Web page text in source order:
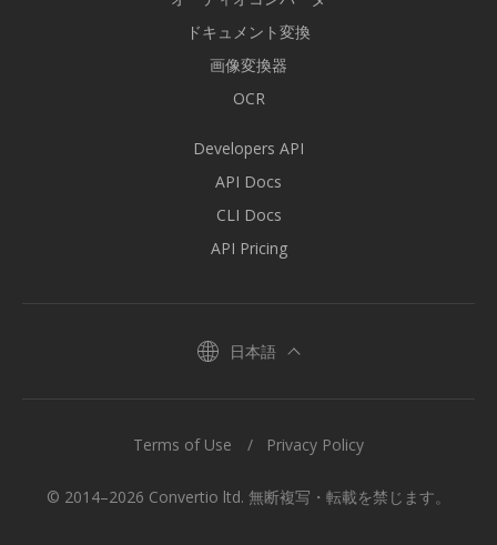
ドキュメント変換
画像変換器
OCR
Developers API
API Docs
CLI Docs
API Pricing
日本語
© 2014–2026 Convertio ltd. 無断複写・転載を禁じます。
Terms of Use Privacy Policy